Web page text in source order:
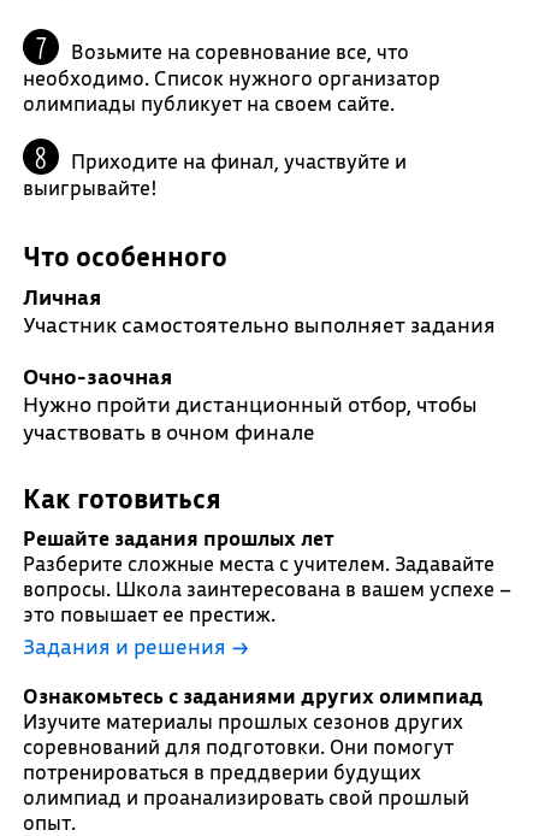
Возьмите на соревнование все, что
необходимо. Список нужного организатор
олимпиады публикует на своем сайте.
Приходите на финал, участвуйте и
выигрывайте!
Что особенного
Личная
Участник самостоятельно выполняет задания
Очно-заочная
Нужно пройти дистанционный отбор, чтобы
участвовать в очном финале
Как готовиться
Решайте задания прошлых лет
Разберите сложные места с учителем. Задавайте
вопросы. Школа заинтересована в вашем успехе –
это повышает ее престиж.
Задания и решения →
Ознакомьтесь с заданиями других олимпиад
Изучите материалы прошлых сезонов других
соревнований для подготовки. Они помогут
потренироваться в преддверии будущих
олимпиад и проанализировать свой прошлый
опыт.